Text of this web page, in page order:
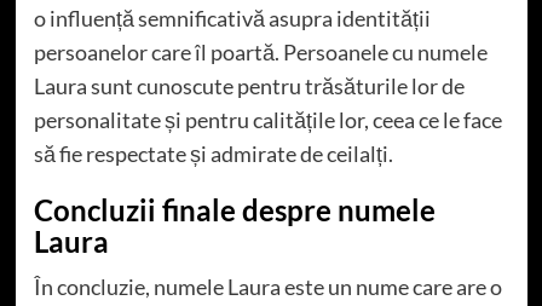
o influență semnificativă asupra identității
persoanelor care îl poartă. Persoanele cu numele
Laura sunt cunoscute pentru trăsăturile lor de
personalitate și pentru calitățile lor, ceea ce le face
să fie respectate și admirate de ceilalți.
Concluzii finale despre numele
Laura
În concluzie, numele Laura este un nume care are o